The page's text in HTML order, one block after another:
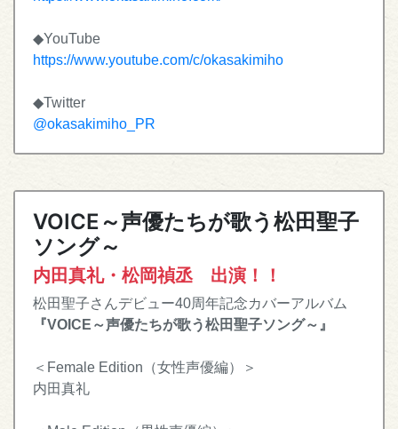
◆YouTube
https://www.youtube.com/c/okasakimiho
◆Twitter
@okasakimiho_PR
VOICE～声優たちが歌う松田聖子
ソング～
内田真礼・松岡禎丞 出演！！
松田聖子さんデビュー40周年記念カバーアルバム
『VOICE～声優たちが歌う松田聖子ソング～』
＜Female Edition（女性声優編）＞
内田真礼